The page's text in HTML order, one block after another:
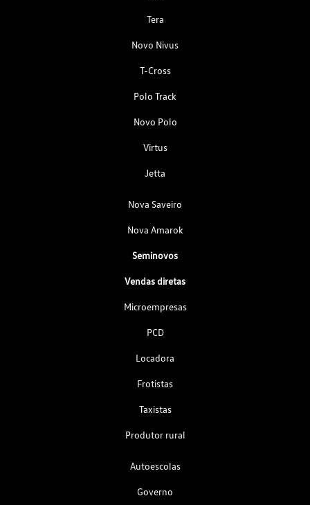
Tera
Novo Nivus
T-Cross
Polo Track
Novo Polo
Virtus
Jetta
Nova Saveiro
Nova Amarok
Seminovos
Vendas diretas
Microempresas
PCD
Locadora
Frotistas
Taxistas
Produtor rural
Autoescolas
Governo